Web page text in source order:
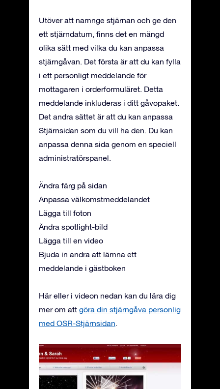
Utöver att namnge stjärnan och ge den
ett stjärndatum, finns det en mängd
olika sätt med vilka du kan anpassa
stjärngåvan. Det första är att du kan fylla
i ett personligt meddelande för
mottagaren i orderformuläret. Detta
meddelande inkluderas i ditt gåvopaket.
Det andra sättet är att du kan anpassa
Stjärnsidan som du vill ha den. Du kan
anpassa denna sida genom en speciell
administratörspanel.
Ändra färg på sidan
Anpassa välkomstmeddelandet
Lägga till foton
Ändra spotlight-bild
Lägga till en video
Bjuda in andra att lämna ett
meddelande i gästboken
Här eller i videon nedan kan du lära dig
mer om att göra din stjärngåva personlig
med OSR-Stjärnsidan.